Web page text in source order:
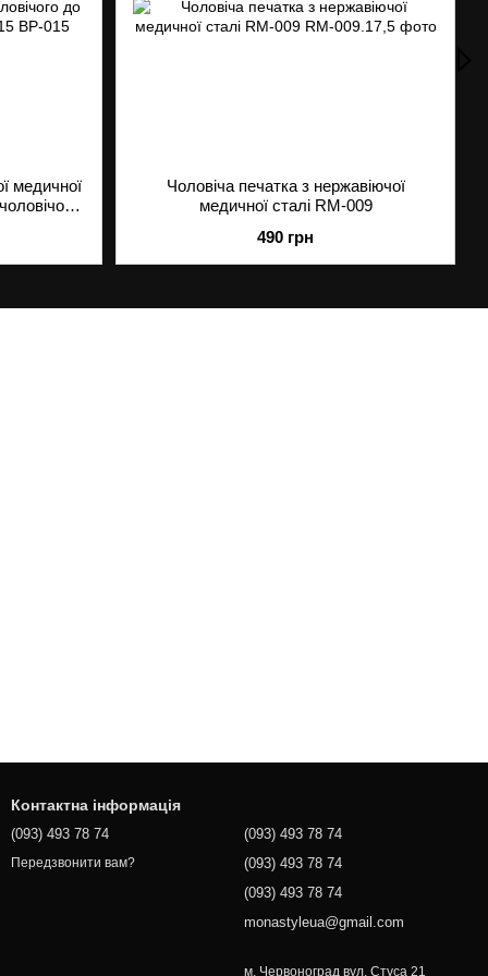
медичної
Чоловіча печатка з нержавіючої
медичної сталі RM-009
490 грн
Контактна інформація
(093) 493 78 74
Передзвонити вам?
(093) 493 78 74
(093) 493 78 74
(093) 493 78 74
monastyleua@gmail.com
м. Червоноград вул. Стуса 21